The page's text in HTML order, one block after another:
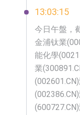
13:03:15
今日午盤，
金浦钛業
能化學
業